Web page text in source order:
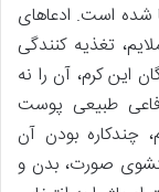
شده است. ادعاهای
تغذیه کنندگی
این کرم، آن را نه
طبیعی پوست
چندکاره بودن آن
صورت، بدن و